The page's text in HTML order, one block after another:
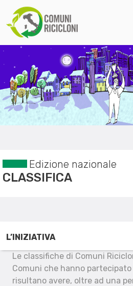
Edizione nazionale
CLASSIFICA
L’INIZIATIVA
Le classifiche di Comuni
Comuni che hanno
risultano avere, oltre ad una